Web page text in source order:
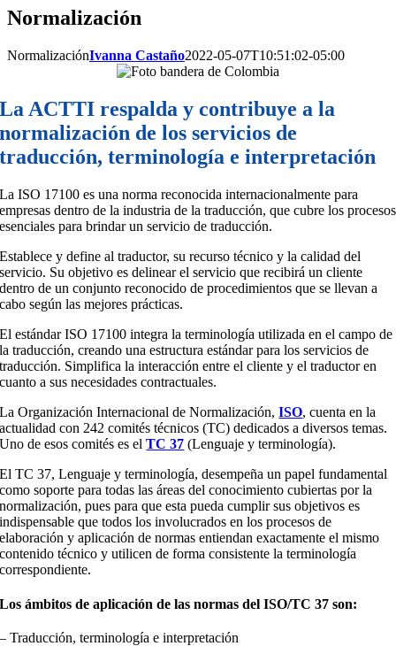
Normalización
NormalizaciónIvanna Castaño2022-05-07T10:51:02-05:00
La ACTTI respalda y contribuye a la
normalización de los servicios de
traducción, terminología e interpretación
La ISO 17100 es una norma reconocida internacionalmente para
empresas dentro de la industria de la traducción, que cubre los procesos
esenciales para brindar un servicio de traducción.
Establece y define al traductor, su recurso técnico y la calidad del
servicio. Su objetivo es delinear el servicio que recibirá un cliente
dentro de un conjunto reconocido de procedimientos que se llevan a
cabo según las mejores prácticas.
El estándar ISO 17100 integra la terminología utilizada en el campo de
la traducción, creando una estructura estándar para los servicios de
traducción. Simplifica la interacción entre el cliente y el traductor en
cuanto a sus necesidades contractuales.
La Organización Internacional de Normalización,ISO, cuenta en la
actualidad con 242 comités técnicos (TC) dedicados a diversos temas.
Uno de esos comités es elTC 37 (Lenguaje y terminología).
El TC 37, Lenguaje y terminología, desempeña un papel fundamental
como soporte para todas las áreas del conocimiento cubiertas por la
normalización, pues para que esta pueda cumplir sus objetivos es
indispensable que todos los involucrados en los procesos de
elaboración y aplicación de normas entiendan exactamente el mismo
contenido técnico y utilicen de forma consistente la terminología
correspondiente.
Los ámbitos de aplicación de las normas del ISO/TC 37 son:
– Traducción, terminología e interpretación